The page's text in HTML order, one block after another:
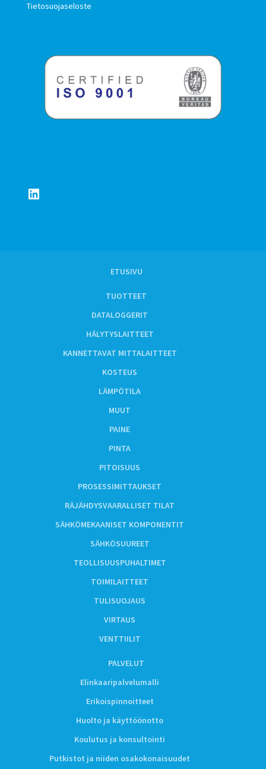
Tietosuojaseloste
LinkedIn
ETUSIVU
TUOTTEET
DATALOGGERIT
HÄLYTYSLAITTEET
KANNETTAVAT MITTALAITTEET
KOSTEUS
LÄMPÖTILA
MUUT
PAINE
PINTA
PITOISUUS
PROSESSIMITTAUKSET
RÄJÄHDYSVAARALLISET TILAT
SÄHKÖMEKAANISET KOMPONENTIT
SÄHKÖSUUREET
TEOLLISUUSPUHALTIMET
TOIMILAITTEET
TULISUOJAUS
VIRTAUS
VENTTIILIT
PALVELUT
Elinkaaripalvelumalli
Erikoispinnoitteet
Huolto ja käyttöönotto
Koulutus ja konsultointi
Putkistot ja niiden osakokonaisuudet